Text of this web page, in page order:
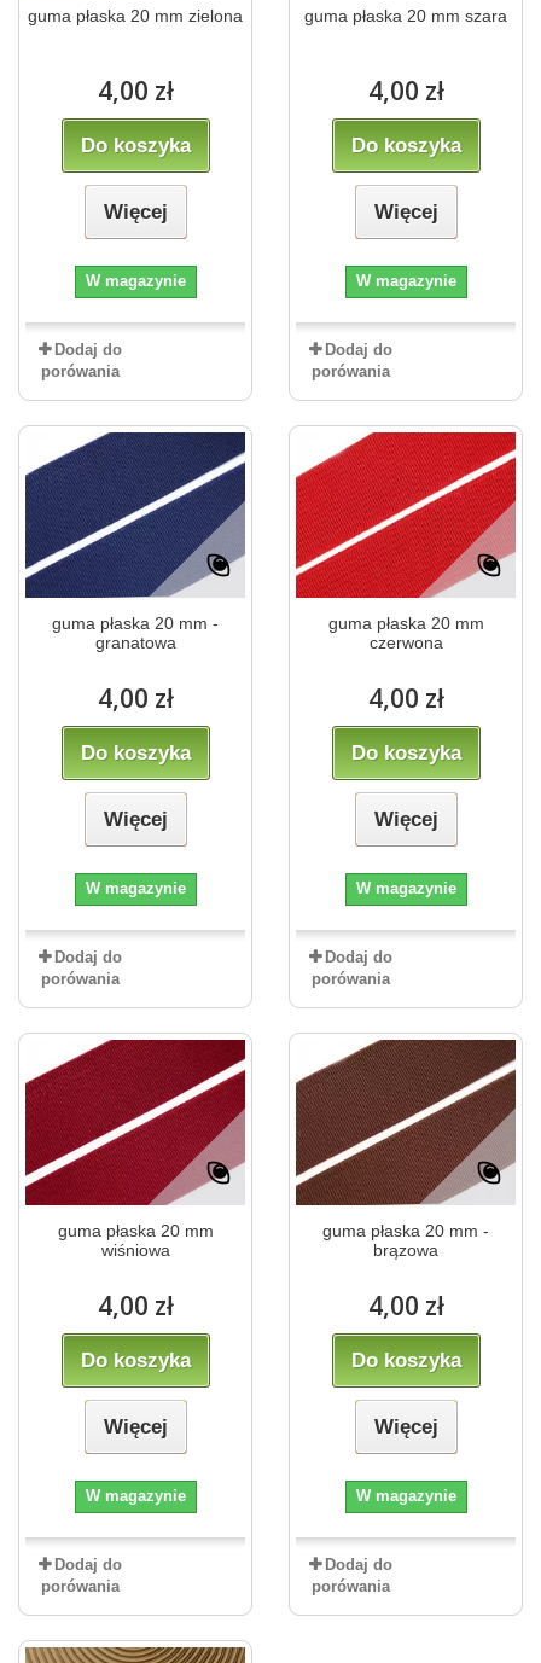
guma płaska 20 mm zielona
4,00 zł
Do koszyka
Więcej
W magazynie
Dodaj do
porówania
guma płaska 20 mm szara
4,00 zł
Do koszyka
Więcej
W magazynie
Dodaj do
porówania
guma płaska 20 mm -
granatowa
4,00 zł
Do koszyka
Więcej
W magazynie
Dodaj do
porówania
guma płaska 20 mm
czerwona
4,00 zł
Do koszyka
Więcej
W magazynie
Dodaj do
porówania
guma płaska 20 mm
wiśniowa
4,00 zł
Do koszyka
Więcej
W magazynie
Dodaj do
porówania
guma płaska 20 mm -
brązowa
4,00 zł
Do koszyka
Więcej
W magazynie
Dodaj do
porówania